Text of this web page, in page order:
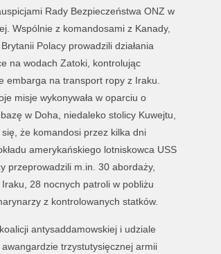
Rady Bezpieczeństwa ONZ w
Wspólnie z komandosami z Kanady,
Polacy prowadzili działania
na wodach Zatoki, kontrolując
embarga na transport ropy z Iraku.
misje wykonywała w oparciu o
w Doha, niedaleko stolicy Kuwejtu,
się, że komandosi przez kilka dni
amerykańskiego lotniskowca USS
przeprowadzili m.in. 30 abordaży,
28 nocnych patroli w pobliżu
z kontrolowanych statków.
antysaddamowskiej i udziale
trzystutysięcznej armii